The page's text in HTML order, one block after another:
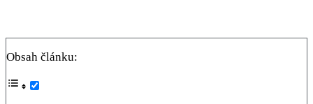
Obsah článku: